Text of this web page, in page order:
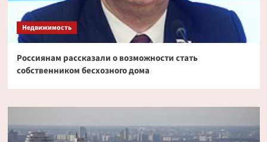
Недвижимость
Россиянам рассказали о возможности стать
собственником бесхозного дома